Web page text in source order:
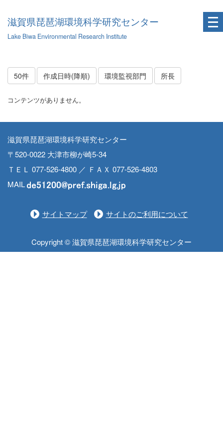
滋賀県琵琶湖環境科学研究センター
Lake Biwa Environmental Research Institute
50件 作成日時(降順) 環境監視部門 所長
コンテンツがありません。
滋賀県琵琶湖環境科学研究センター
〒520-0022 大津市柳が崎5-34
ＴＥＬ 077-526-4800 ／ ＦＡＸ 077-526-4803
MAIL
サイトマップ サイトのご利用について
Copyright © 滋賀県琵琶湖環境科学研究センター